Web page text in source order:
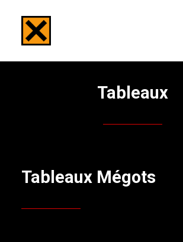
ACCUEIL
PHOTOGRAPHIES
Tableaux
Tableaux Mégots